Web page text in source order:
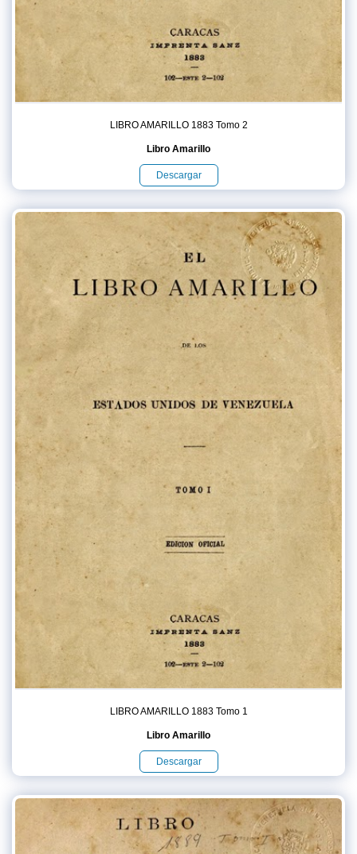
LIBRO AMARILLO 1883 Tomo 2
Libro Amarillo
Descargar
LIBRO AMARILLO 1883 Tomo 1
Libro Amarillo
Descargar